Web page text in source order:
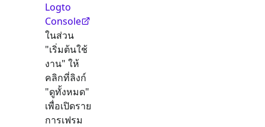
Logto
Console
ในส่วน
"เริ่มต้นใช้
งาน" ให้
คลิกที่ลิงก์
"ดูทั้งหมด"
เพื่อเปิดราย
การเฟรม